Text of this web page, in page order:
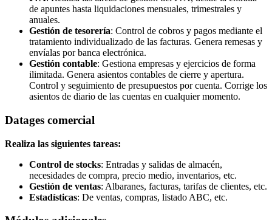
de apuntes hasta liquidaciones mensuales, trimestrales y
anuales.
Gestión de tesorería: Control de cobros y pagos mediante el
tratamiento individualizado de las facturas. Genera remesas y
envíalas porbanca electrónica.
Gestión contable: Gestiona empresas y ejercicios de forma
ilimitada. Genera asientos contables de cierre y apertura.
Control y seguimiento de presupuestos por cuenta. Corrige los
asientos de diario de las cuentas en cualquier momento.
Datages comercial
Realiza las siguientes tareas:
Control de stocks: Entradas y salidas de almacén,
necesidades de compra, precio medio, inventarios, etc.
Gestión de ventas: Albaranes, facturas, tarifas de clientes, etc.
Estadísticas: De ventas, compras, listado ABC, etc.